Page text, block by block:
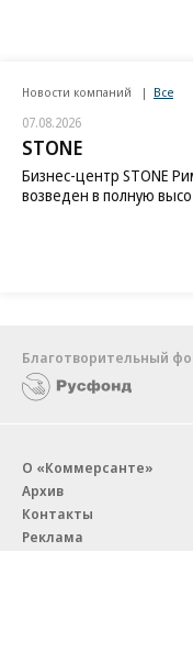
Новости компаний Все
07.08.2026
STONE
Бизнес-центр STONE
возведен в полную
Благотворительный
О «Коммерсанте»
Архив
Контакты
Реклама